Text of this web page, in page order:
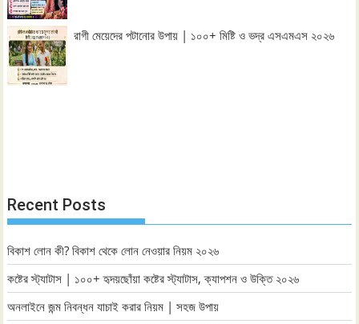
রাগী মেয়েদের পটানোর উপায় | ১০০+ মিষ্টি ও ভদ্র এসএমএস ২০২৬
Recent Posts
বিকাশ লোন কী? বিকাশ থেকে লোন নেওয়ার নিয়ম ২০২৬
কষ্টের স্ট্যাটাস | ১০০+ হৃদয়ছোঁয়া কষ্টের স্ট্যাটাস, ক্যাপশন ও উক্তি ২০২৬
অনলাইনে জন্ম নিবন্ধন যাচাই করার নিয়ম | সহজ উপায়